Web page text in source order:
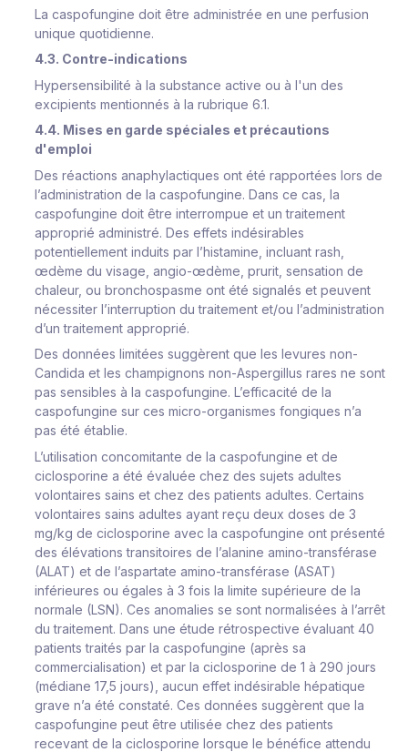
La caspofungine doit être administrée en une perfusion
unique quotidienne.
4.3. Contre-indications
Hypersensibilité à la substance active ou à l'un des
excipients mentionnés à la rubrique 6.1.
4.4. Mises en garde spéciales et précautions
d'emploi
Des réactions anaphylactiques ont été rapportées lors de
l’administration de la caspofungine. Dans ce cas, la
caspofungine doit être interrompue et un traitement
approprié administré. Des effets indésirables
potentiellement induits par l’histamine, incluant rash,
œdème du visage, angio-œdème, prurit, sensation de
chaleur, ou bronchospasme ont été signalés et peuvent
nécessiter l’interruption du traitement et/ou l’administration
d’un traitement approprié.
Des données limitées suggèrent que les levures non-
Candida et les champignons non-Aspergillus rares ne sont
pas sensibles à la caspofungine. L’efficacité de la
caspofungine sur ces micro-organismes fongiques n’a
pas été établie.
L’utilisation concomitante de la caspofungine et de
ciclosporine a été évaluée chez des sujets adultes
volontaires sains et chez des patients adultes. Certains
volontaires sains adultes ayant reçu deux doses de 3
mg/kg de ciclosporine avec la caspofungine ont présenté
des élévations transitoires de l’alanine amino-transférase
(ALAT) et de l’aspartate amino-transférase (ASAT)
inférieures ou égales à 3 fois la limite supérieure de la
normale (LSN). Ces anomalies se sont normalisées à l’arrêt
du traitement. Dans une étude rétrospective évaluant 40
patients traités par la caspofungine (après sa
commercialisation) et par la ciclosporine de 1 à 290 jours
(médiane 17,5 jours), aucun effet indésirable hépatique
grave n’a été constaté. Ces données suggèrent que la
caspofungine peut être utilisée chez des patients
recevant de la ciclosporine lorsque le bénéfice attendu